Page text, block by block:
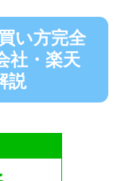
い方完全
社・楽天
説